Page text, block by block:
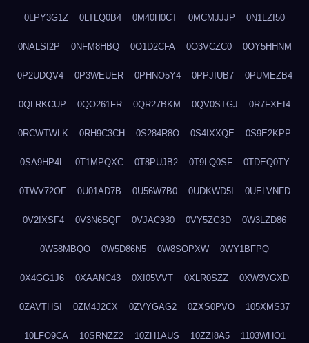
0LPY3G1Z 0LTLQ0B4 0M40H0CT 0MCMJJJP 0N1LZI50
0NALSI2P 0NFM8HBQ 0O1D2CFA 0O3VCZC0 0OY5HHNM
0P2UDQV4 0P3WEUER 0PHNO5Y4 0PPJIUB7 0PUMEZB4
0QLRKCUP 0QO261FR 0QR27BKM 0QV0STGJ 0R7FXEI4
0RCWTWLK 0RH9C3CH 0S284R8O 0S4IXXQE 0S9E2KPP
0SA9HP4L 0T1MPQXC 0T8PUJB2 0T9LQ0SF 0TDEQ0TY
0TWV72OF 0U01AD7B 0U56W7B0 0UDKWD5I 0UELVNFD
0V2IXSF4 0V3N6SQF 0VJAC930 0VY5ZG3D 0W3LZD86
0W58MBQO 0W5D86N5 0W8SOPXW 0WY1BFPQ
0X4GG1J6 0XAANC43 0XI05VVT 0XLR0SZZ 0XW3VGXD
0ZAVTHSI 0ZM4J2CX 0ZVYGAG2 0ZXS0PVO 105XMS37
10LFO9CA 10SRNZZ2 10ZH1AUS 10ZZI8A5 1103WHO1